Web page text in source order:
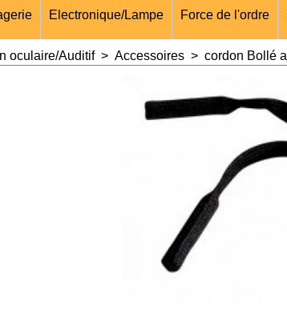
Electronique/Lampe Force de l'ordre
oculaire/Auditif> Accessoires > cordon Bollé